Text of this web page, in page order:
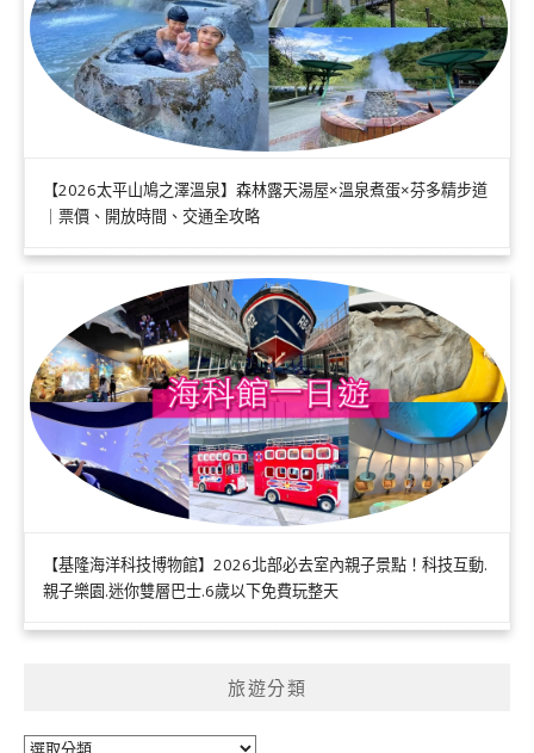
【2026太平山鳩之澤溫泉】森林露天湯屋×溫泉煮蛋×芬多精步道
｜票價、開放時間、交通全攻略
【基隆海洋科技博物館】2026北部必去室內親子景點！科技互動.
親子樂園.迷你雙層巴士.6歲以下免費玩整天
旅遊分類
旅